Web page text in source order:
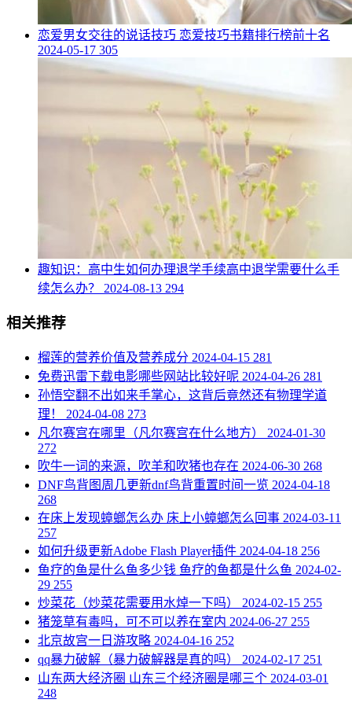
​恋爱男女交往的说话技巧 恋爱技巧书籍排行榜前十名
2024-05-17 305
​趣知识：高中生如何办理退学手续高中退学需要什么手
续怎么办？
2024-08-13 294
相关推荐
​榴莲的营养价值及营养成分 2024-04-15 281
​免费迅雷下载电影哪些网站比较好呢 2024-04-26 281
​孙悟空翻不出如来手掌心，这背后竟然还有物理学道
理！
2024-04-08 273
​凡尔赛宫在哪里（凡尔赛宫在什么地方）
2024-01-30
272
​吹牛一词的来源，吹羊和吹猪也存在 2024-06-30 268
​DNF鸟背图周几更新dnf鸟背重置时间一览 2024-04-18
268
​在床上发现蟑螂怎么办 床上小蟑螂怎么回事 2024-03-11
257
​如何升级更新Adobe Flash Player插件 2024-04-18 256
​鱼疗的鱼是什么鱼多少钱 鱼疗的鱼都是什么鱼 2024-02-
29 255
​炒菜花（炒菜花需要用水焯一下吗）
2024-02-15 255
​猪笼草有毒吗，可不可以养在室内 2024-06-27 255
​北京故宫一日游攻略 2024-04-16 252
​qq暴力破解（暴力破解器是真的吗）
2024-02-17 251
​山东两大经济圈 山东三个经济圈是哪三个 2024-03-01
248